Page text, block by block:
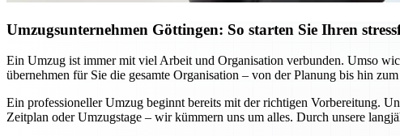
Umzugsunternehmen Göttingen: So starten Sie Ihren
Ein Umzug ist immer mit viel Arbeit und Organisation verbunden. Umso
übernehmen für Sie die gesamte Organisation – von der Planung bis hin
Ein professioneller Umzug beginnt bereits mit der richtigen Vorbereitung.
Zeitplan oder Umzugstage – wir kümmern uns um alles. Durch unsere